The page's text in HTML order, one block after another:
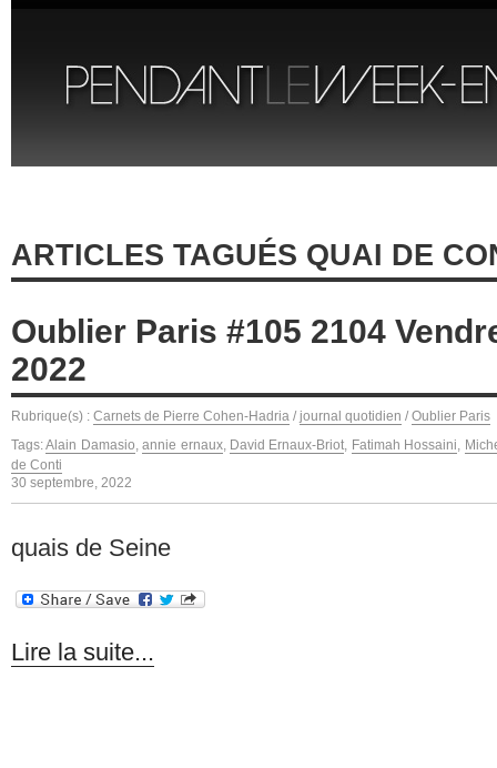
ARTICLES TAGUÉS QUAI DE
Oublier Paris #105 2104
2022
Rubrique(s) : Carnets de Pierre Cohen-Hadria / journal quotidien / Oublier Paris
Tags:Alain Damasio,annie ernaux, David Ernaux-Briot, Fatimah Hossaini,
de Conti
30 septembre, 2022
quais de Seine
Lire la suite...